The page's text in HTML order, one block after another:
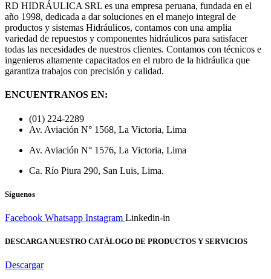
RD HIDRÁULICA SRL es una empresa peruana, fundada en el
año 1998, dedicada a dar soluciones en el manejo integral de
productos y sistemas Hidráulicos, contamos con una amplia
variedad de repuestos y componentes hidráulicos para satisfacer
todas las necesidades de nuestros clientes. Contamos con técnicos e
ingenieros altamente capacitados en el rubro de la hidráulica que
garantiza trabajos con precisión y calidad.
ENCUENTRANOS EN:
(01) 224-2289
Av. Aviación N° 1568, La Victoria, Lima
Av. Aviación N° 1576, La Victoria, Lima
Ca. Río Piura 290, San Luis, Lima.
Síguenos
Facebook Whatsapp Instagram Linkedin-in
DESCARGA NUESTRO CATÁLOGO DE PRODUCTOS Y SERVICIOS
Descargar